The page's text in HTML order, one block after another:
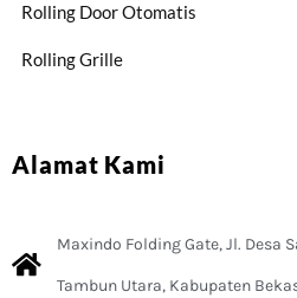
Rolling Door Otomatis
Rolling Grille
Alamat Kami
Maxindo Folding Gate, Jl. Desa
Tambun Utara, Kabupaten